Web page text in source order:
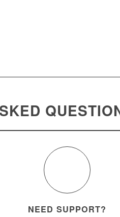
NEED SUPPORT?